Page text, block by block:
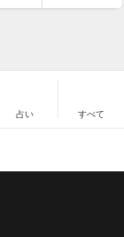
占い すべて